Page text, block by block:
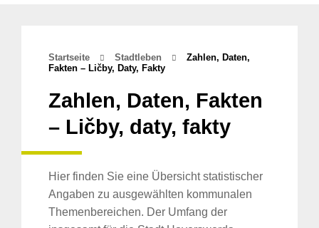
Startseite Stadtleben
Zahlen, Daten,
Fakten – Ličby, Daty, Fakty
Zahlen, Daten, Fakten
– Ličby, daty, fakty
Hier finden Sie eine Übersicht statistischer
Angaben zu ausgewählten kommunalen
Themenbereichen. Der Umfang der